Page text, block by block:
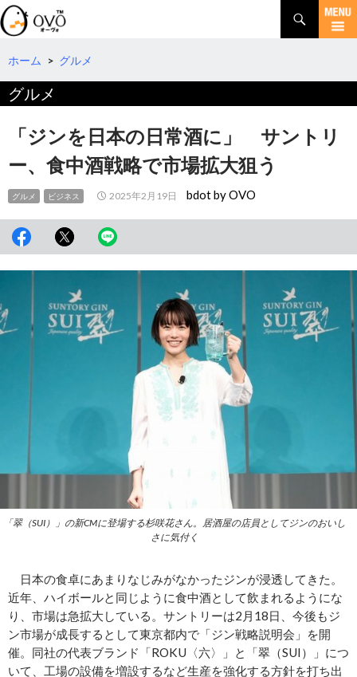
検
索
コ
テ
ツ
へ
ホーム > グルメ
グルメ
「ジンを日本の日常酒に」 サントリ
ー、食中酒戦略で市場拡大狙う
グルメ ビジネス 2025年2月19日 bdot by OVO
「翠（SUI）」の新CMに登場する杉咲花さん。居酒屋の店員としてジンのおいし
さに気付く
日本の食卓にあまりなじみがなかったジンが浸透してきた。
近年、ハイボールと同じように食中酒として飲まれるようにな
り、市場は急拡大している。サントリーは2月18日、今後もジ
ン市場が成長するとして東京都内で「ジン戦略説明会」を開
催。同社の代表ブランド「ROKU〈六〉」と「翠（SUI）」につ
いて、工場の設備を増設するなど生産を強化する方針を打ち出